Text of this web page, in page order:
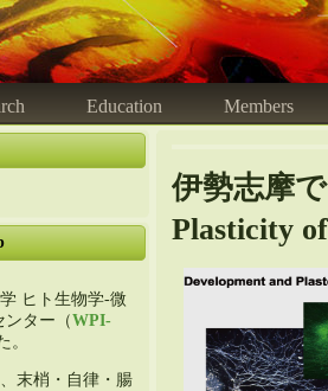
Education Members
ヒト生物学-微
ンター（WPI-
。
末梢・自律・腸
伊勢志摩
Plasticity